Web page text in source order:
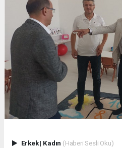
Erkek| Kadın (Haberi Sesli Oku)